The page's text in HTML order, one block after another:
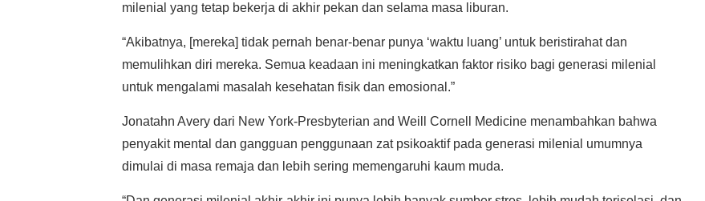
milenial yang tetap bekerja di akhir pekan dan selama masa liburan.
“Akibatnya, [mereka] tidak pernah benar-benar punya ‘waktu luang’ untuk beristirahat dan
memulihkan diri mereka. Semua keadaan ini meningkatkan faktor risiko bagi generasi milenial
untuk mengalami masalah kesehatan fisik dan emosional.”
Jonatahn Avery dari New York-Presbyterian and Weill Cornell Medicine menambahkan bahwa
penyakit mental dan gangguan penggunaan zat psikoaktif pada generasi milenial umumnya
dimulai di masa remaja dan lebih sering memengaruhi kaum muda.